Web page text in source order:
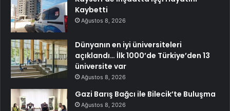
Kaybetti
Ağustos 8, 2026
Dünyanın en iyi üniversiteleri
açıklandı… İlk 1000’de Türkiye’den 13
üniversite var
Ağustos 8, 2026
Gazi Barış Bağcı ile Bilecik’te Buluşma
Ağustos 8, 2026